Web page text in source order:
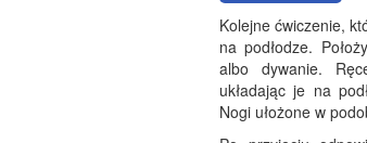
Kolejne ćwiczenie,
na podłodze.
albo dywanie.
układając je na
Nogi ułożone w